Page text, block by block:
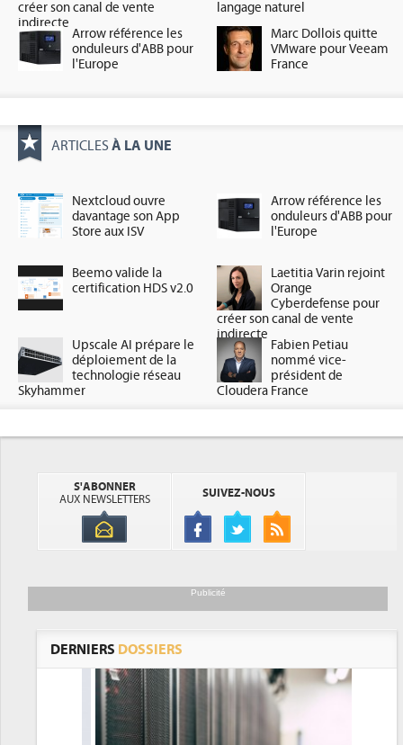
créer son canal de vente
indirecte
langage naturel
Arrow référence les
onduleurs d'ABB pour
l'Europe
Marc Dollois quitte
VMware pour Veeam
France
ARTICLES À LA UNE
Nextcloud ouvre
davantage son App
Store aux ISV
Arrow référence les
onduleurs d'ABB pour
l'Europe
Beemo valide la
certification HDS v2.0
Laetitia Varin rejoint
Orange
Cyberdefense pour
créer son canal de vente
indirecte
Upscale AI prépare le
déploiement de la
technologie réseau
Skyhammer
Fabien Petiau
nommé vice-
président de
Cloudera France
S'ABONNER
AUX NEWSLETTERS
SUIVEZ-NOUS
Publicité
DERNIERS DOSSIERS